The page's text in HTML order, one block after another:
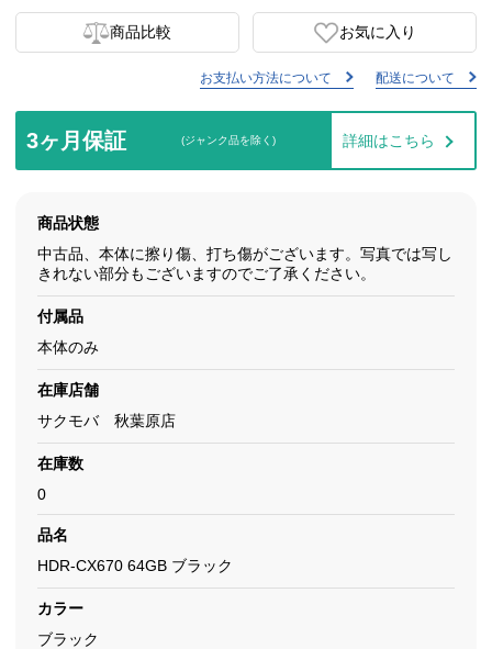
商品比較 お気に入り
お支払い方法について 配送について
3ヶ月保証 (ジャンク品を除く) 詳細はこちら
商品状態
中古品、本体に擦り傷、打ち傷がございます。写真では写し
きれない部分もございますのでご了承ください。
付属品
本体のみ
在庫店舗
サクモバ 秋葉原店
在庫数
0
品名
HDR-CX670 64GB ブラック
カラー
ブラック